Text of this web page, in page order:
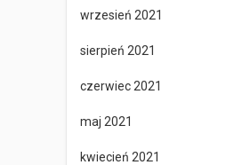
wrzesień 2021
sierpień 2021
czerwiec 2021
maj 2021
kwiecień 2021